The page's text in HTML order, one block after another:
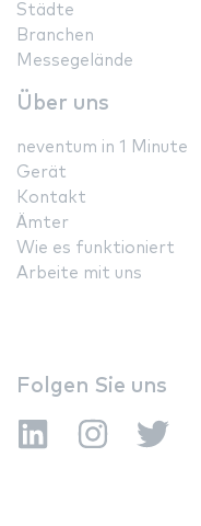
Städte
Branchen
Messegelände
Über uns
neventum in 1 Minute
Gerät
Kontakt
Ämter
Wie es funktioniert
Arbeite mit uns
Folgen Sie uns